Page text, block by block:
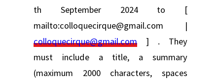
th September 2024 to [
mailto:colloquecirque@gmail.com |
colloquecirque@gmail.com ] . They
must include a title, a summary
(maximum 2000 characters, spaces